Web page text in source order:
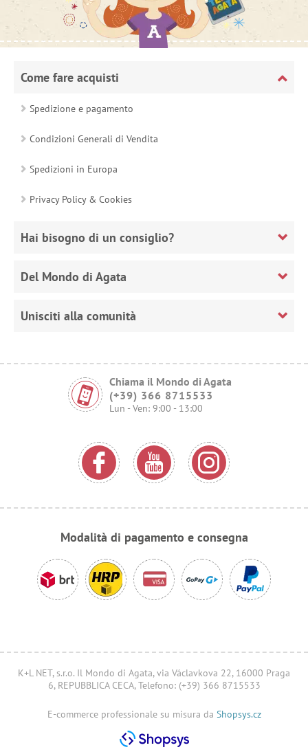
Come fare acquisti
Spedizione e pagamento
Condizioni Generali di Vendita
Spedizioni in Europa
Privacy Policy & Cookies
Hai bisogno di un consiglio?
Del Mondo di Agata
Unisciti alla comunità
Chiama il Mondo di Agata
(+39) 366 8715533
Lun - Ven: 9:00 - 13:00
Modalità di pagamento e consegna
K+L NET, s.r.o. Il Mondo di Agata, via Václavkova 22, 16000 Praga
6, REPUBBLICA CECA, Telefono: (+39) 366 8715533
E-commerce professionale su misura da Shopsys.cz